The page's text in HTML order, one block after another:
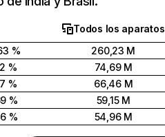
Todos los aparatos
% 260,23 M
% 74,69 M
% 66,46 M
% 59,15 M
% 54,96 M